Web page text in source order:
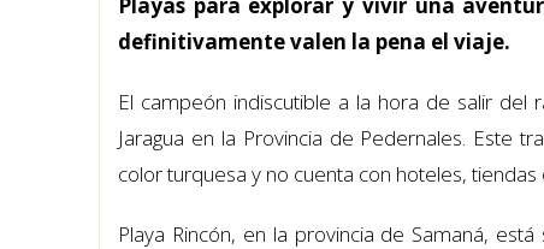
definitivamente valen la pena el viaje.
El campeón indiscutible a la hora de salir del
Jaragua en la Provincia de Pedernales. Este
color turquesa y no cuenta con hoteles,
Playa Rincón, en la provincia de Samaná,